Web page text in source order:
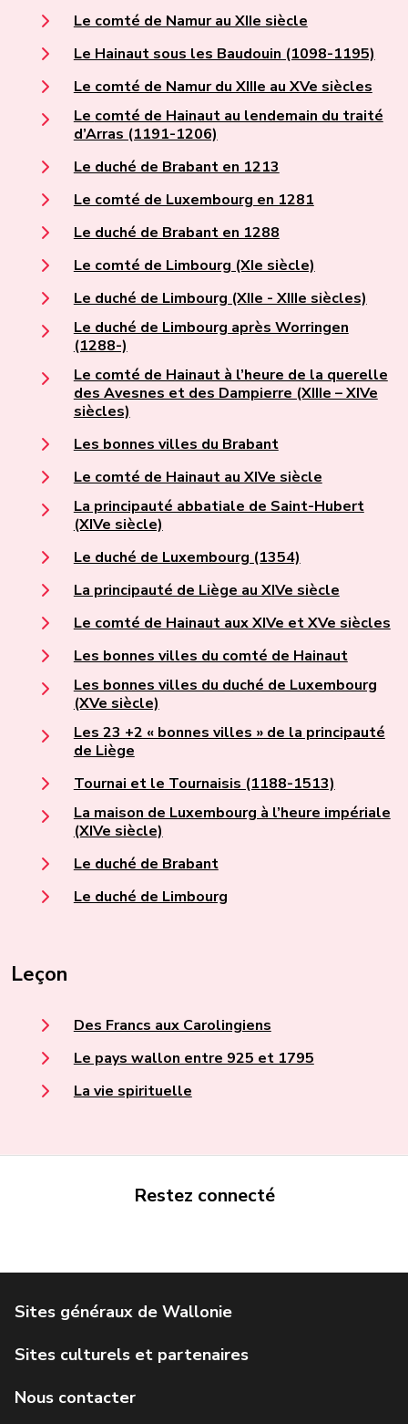
Le comté de Namur au XIIe siècle
Le Hainaut sous les Baudouin (1098-1195)
Le comté de Namur du XIIIe au XVe siècles
Le comté de Hainaut au lendemain du traité
d’Arras (1191-1206)
Le duché de Brabant en 1213
Le comté de Luxembourg en 1281
Le duché de Brabant en 1288
Le comté de Limbourg (XIe siècle)
Le duché de Limbourg (XIIe - XIIIe siècles)
Le duché de Limbourg après Worringen
(1288-)
Le comté de Hainaut à l’heure de la querelle
des Avesnes et des Dampierre (XIIIe – XIVe
siècles)
Les bonnes villes du Brabant
Le comté de Hainaut au XIVe siècle
La principauté abbatiale de Saint-Hubert
(XIVe siècle)
Le duché de Luxembourg (1354)
La principauté de Liège au XIVe siècle
Le comté de Hainaut aux XIVe et XVe siècles
Les bonnes villes du comté de Hainaut
Les bonnes villes du duché de Luxembourg
(XVe siècle)
Les 23 +2 « bonnes villes » de la principauté
de Liège
Tournai et le Tournaisis (1188-1513)
La maison de Luxembourg à l’heure impériale
(XIVe siècle)
Le duché de Brabant
Le duché de Limbourg
Leçon
Des Francs aux Carolingiens
Le pays wallon entre 925 et 1795
La vie spirituelle
Restez connecté
Service public de Wallonie
Géoportail de la Wallonie
Agence Wallonne du Patrimoine